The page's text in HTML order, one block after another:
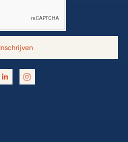
Inschrijven